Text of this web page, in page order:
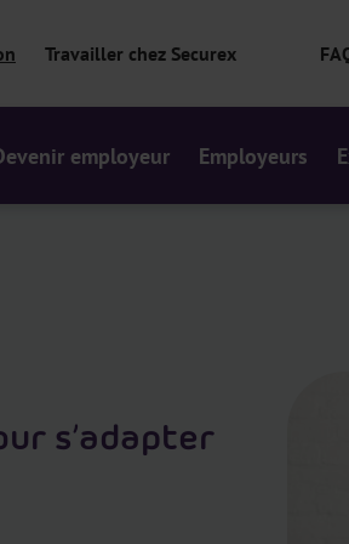
Travailler chez Securex
employeur Employeurs
s’adapter